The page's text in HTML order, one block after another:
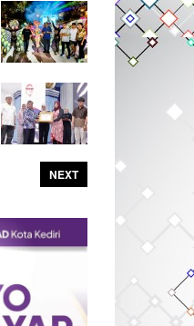
NEXT